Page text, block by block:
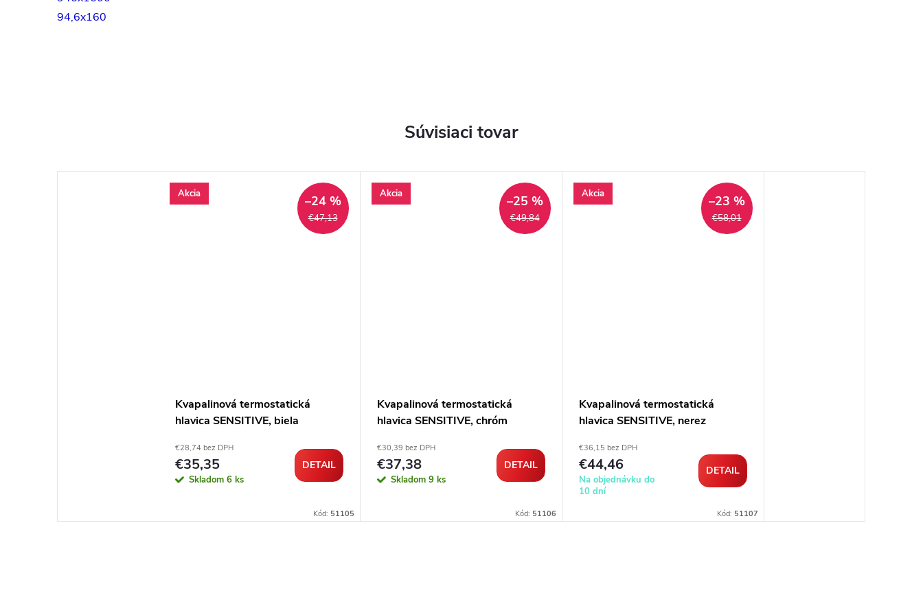
94,6x160
Súvisiaci tovar
Akcia
€47,13
–24 %
Kvapalinová termostatická
hlavica SENSITIVE, biela
€28,74 bez DPH
€35,35
Skladom 6 ks
DETAIL
Kód: 51105
Akcia
€49,84
–25 %
Kvapalinová termostatická
hlavica SENSITIVE, chróm
€30,39 bez DPH
€37,38
Skladom 9 ks
DETAIL
Kód: 51106
Akcia
€58,01
–23 %
Kvapalinová termostatická
hlavica SENSITIVE, nerez
€36,15 bez DPH
€44,46
Na objednávku do
10 dní
DETAIL
Kód: 51107